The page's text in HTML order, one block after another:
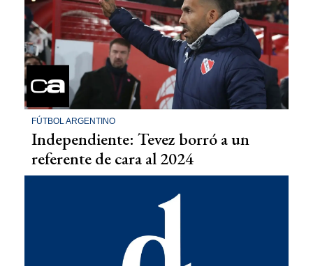
FÚTBOL ARGENTINO
Independiente: Tevez borró a un
referente de cara al 2024